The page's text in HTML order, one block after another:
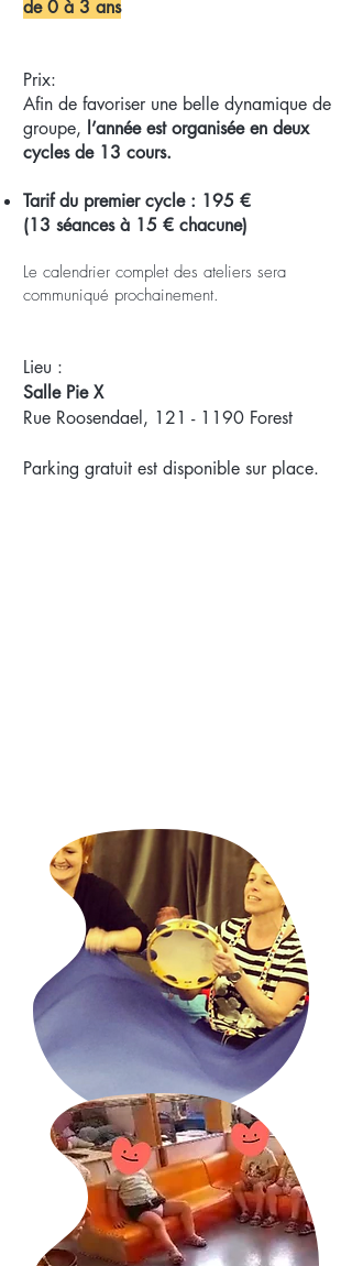
de 0 à 3 ans
Prix:
Afin de favoriser une belle dynamique de
groupe, l’année est organisée en deux
cycles de 13 cours.
Tarif du premier cycle : 195 €
(13 séances à 15 € chacune)
Le calendrier complet des ateliers sera
communiqué prochainement.
Lieu :
Salle Pie X
Rue Roosendael, 121 - 1190 Forest
Parking gratuit est disponible sur place.